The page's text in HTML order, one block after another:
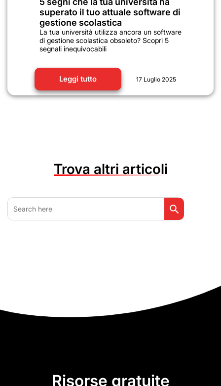
superato il tuo attuale software di
gestione scolastica
La tua università utilizza ancora un software
di gestione scolastica obsoleto? Scopri 5
segnali inequivocabili
Leggi tutto 17 Luglio 2025
Trova altri articoli
Search
for:
Search Button
Risorse gratuite